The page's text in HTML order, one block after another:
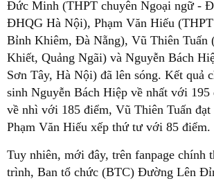
Đức Minh (THPT chuyên Ngoại ngữ -
ĐHQG Hà Nội), Phạm Văn Hiếu
Bỉnh Khiêm, Đà Nẵng), Vũ Thiên Tuấn
Khiết, Quảng Ngãi) và Nguyễn Bách
Sơn Tây, Hà Nội) đã lên sóng. Kết quả
sinh Nguyễn Bách Hiệp về nhất với
về nhì với 185 điểm, Vũ Thiên Tuấn đạt
Phạm Văn Hiếu xếp thứ tư với 85 điểm.
Tuy nhiên, mới đây, trên fanpage chính
trình, Ban tổ chức (BTC) Đường Lên